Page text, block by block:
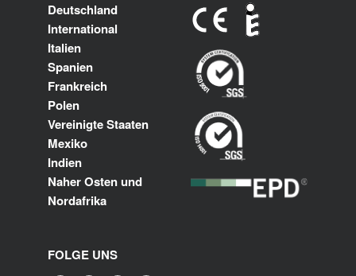
Deutschland
International
Italien
Spanien
Frankreich
Polen
Vereinigte Staaten
Mexiko
Indien
Naher Osten und
Nordafrika
FOLGE UNS